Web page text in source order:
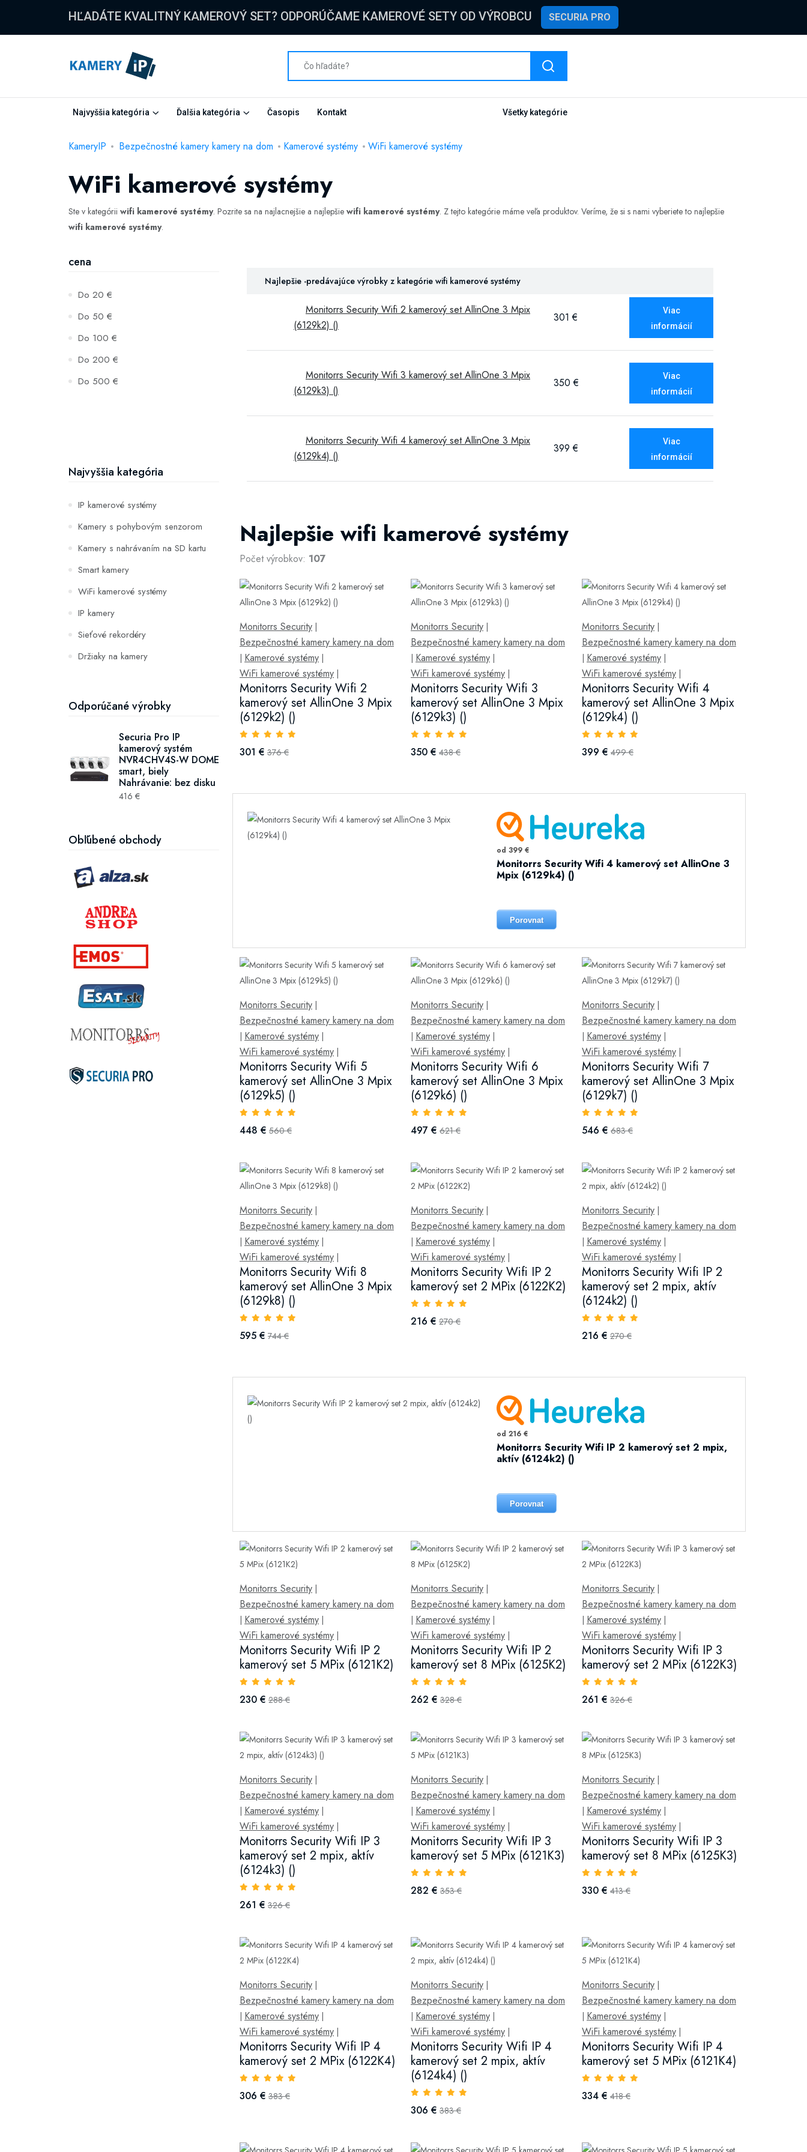
HĽADÁTE KVALITNÝ KAMEROVÝ SET? ODPORÚČAME KAMEROVÉ SETY OD VÝROBCU SECURIA PRO
Najvyššia kategória Ďalšia kategória Časopis Kontakt Všetky kategórie
KameryIP Bezpečnostné kamery kamery na dom Kamerové systémy WiFi kamerové systémy
WiFi kamerové systémy
Ste v kategórii wifi kamerové systémy. Pozrite sa na najlacnejšie a najlepšie wifi kamerové systémy. Z tejto kategórie máme veľa produktov. Veríme, že si s nami vyberiete to najlepšie
wifi kamerové systémy.
cena
Do 20 €
Do 50 €
Do 100 €
Do 200 €
Do 500 €
Najvyššia kategória
IP kamerové systémy
Kamery s pohybovým senzorom
Kamery s nahrávaním na SD kartu
Smart kamery
WiFi kamerové systémy
IP kamery
Sieťové rekordéry
Držiaky na kamery
Vonkajšie
Odporúčané výrobky
Securia Pro IP
kamerový systém
NVR4CHV4S-W DOME
smart, biely
Nahrávanie: bez disku
416 €
Obľúbené obchody
Najlepšie -predávajúce výrobky z kategórie wifi kamerové systémy
Monitorrs Security Wifi 2 kamerový set AllinOne 3 Mpix
(6129k2) ()
301 €
Viac
informácií
Monitorrs Security Wifi 3 kamerový set AllinOne 3 Mpix
(6129k3) ()
350 €
Viac
informácií
Monitorrs Security Wifi 4 kamerový set AllinOne 3 Mpix
(6129k4) ()
399 €
Viac
informácií
Najlepšie wifi kamerové systémy
Počet výrobkov: 107
Monitorrs Security
Bezpečnostné kamery kamery na dom
Kamerové systémy
WiFi kamerové systémy
Monitorrs Security Wifi 2
kamerový set AllinOne 3 Mpix
(6129k2) ()
301 € 376 €
Monitorrs Security|
Bezpečnostné kamery kamery na dom
Kamerové systémy|
WiFi kamerové systémy|
Monitorrs Security Wifi 3
kamerový set AllinOne 3 Mpix
(6129k3) ()
350 € 438 €
Monitorrs Security|
Bezpečnostné kamery kamery na dom
Kamerové systémy|
WiFi kamerové systémy|
Monitorrs Security Wifi 4
kamerový set AllinOne 3 Mpix
(6129k4) ()
399 € 499 €
od 399 €
Monitorrs Security Wifi 4 kamerový set AllinOne 3
Mpix (6129k4) ()
Porovnat
Monitorrs Security
Bezpečnostné kamery kamery na dom
Kamerové systémy
WiFi kamerové systémy
Monitorrs Security Wifi 5
kamerový set AllinOne 3 Mpix
(6129k5) ()
448 € 560 €
Monitorrs Security|
Bezpečnostné kamery kamery na dom
Kamerové systémy|
WiFi kamerové systémy|
Monitorrs Security Wifi 6
kamerový set AllinOne 3 Mpix
(6129k6) ()
497 € 621 €
Monitorrs Security|
Bezpečnostné kamery kamery na dom
Kamerové systémy|
WiFi kamerové systémy|
Monitorrs Security Wifi 7
kamerový set AllinOne 3 Mpix
(6129k7) ()
546 € 683 €
Monitorrs Security
Bezpečnostné kamery kamery na dom
Kamerové systémy
WiFi kamerové systémy
Monitorrs Security Wifi 8
kamerový set AllinOne 3 Mpix
(6129k8) ()
595 € 744 €
Monitorrs Security|
Bezpečnostné kamery kamery na dom
Kamerové systémy|
WiFi kamerové systémy|
Monitorrs Security Wifi IP 2
kamerový set 2 MPix (6122K2)
216 € 270 €
Monitorrs Security|
Bezpečnostné kamery kamery na dom
Kamerové systémy|
WiFi kamerové systémy|
Monitorrs Security Wifi IP 2
kamerový set 2 mpix, aktív
(6124k2) ()
216 € 270 €
od 216 €
Monitorrs Security Wifi IP 2 kamerový set 2 mpix,
aktív (6124k2) ()
Porovnat
Monitorrs Security
Bezpečnostné kamery kamery na dom
Kamerové systémy
WiFi kamerové systémy
Monitorrs Security Wifi IP 2
kamerový set 5 MPix (6121K2)
230 € 288 €
Monitorrs Security|
Bezpečnostné kamery kamery na dom
Kamerové systémy|
WiFi kamerové systémy|
Monitorrs Security Wifi IP 2
kamerový set 8 MPix (6125K2)
262 € 328 €
Monitorrs Security|
Bezpečnostné kamery kamery na dom
Kamerové systémy|
WiFi kamerové systémy|
Monitorrs Security Wifi IP 3
kamerový set 2 MPix (6122K3)
261 € 326 €
Monitorrs Security
Bezpečnostné kamery kamery na dom
Kamerové systémy
WiFi kamerové systémy
Monitorrs Security Wifi IP 3
kamerový set 2 mpix, aktív
(6124k3) ()
261 € 326 €
Monitorrs Security|
Bezpečnostné kamery kamery na dom
Kamerové systémy|
WiFi kamerové systémy|
Monitorrs Security Wifi IP 3
kamerový set 5 MPix (6121K3)
282 € 353 €
Monitorrs Security|
Bezpečnostné kamery kamery na dom
Kamerové systémy|
WiFi kamerové systémy|
Monitorrs Security Wifi IP 3
kamerový set 8 MPix (6125K3)
330 € 413 €
Monitorrs Security
Bezpečnostné kamery kamery na dom
Kamerové systémy
WiFi kamerové systémy
Monitorrs Security Wifi IP 4
kamerový set 2 MPix (6122K4)
306 € 383 €
Monitorrs Security|
Bezpečnostné kamery kamery na dom
Kamerové systémy|
WiFi kamerové systémy|
Monitorrs Security Wifi IP 4
kamerový set 2 mpix, aktív
(6124k4) ()
306 € 383 €
Monitorrs Security|
Bezpečnostné kamery kamery na dom
Kamerové systémy|
WiFi kamerové systémy|
Monitorrs Security Wifi IP 4
kamerový set 5 MPix (6121K4)
334 € 418 €